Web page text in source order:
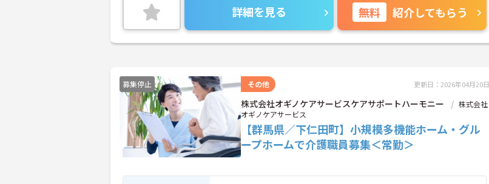
詳細を見る 無料 紹介してもらう
募集停止 その他 更新日：2026年04月20日
株式会社オギノケアサービスケアサポートハーモニー
株式会社
オギノケアサービス
【群馬県／下仁田町】小規模多機能ホーム・グル
ープホームで介護職員募集＜常勤＞